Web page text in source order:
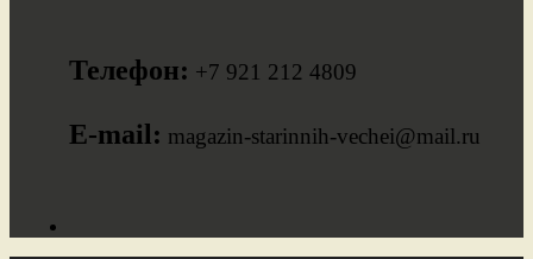
Телефон: +7 921 212 4809
E-mail: magazin-starinnih-vechei@mail.ru